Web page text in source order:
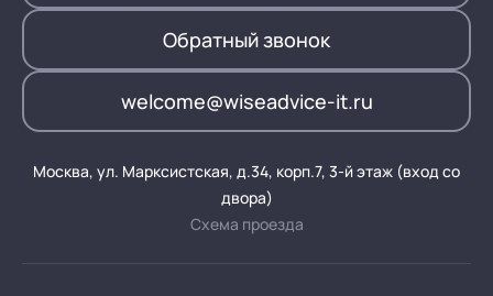
Обратный звонок
welcome@wiseadvice-it.ru
Москва, ул. Марксистская, д.34, корп.7, 3-й этаж (вход со
двора)
Схема проезда